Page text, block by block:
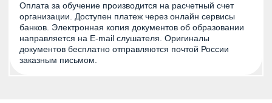
Оплата за обучение производится на расчетный счет
организации. Доступен платеж через онлайн сервисы
банков. Электронная копия документов об образовании
направляется на E-mail слушателя. Оригиналы
документов бесплатно отправляются почтой России
заказным письмом.